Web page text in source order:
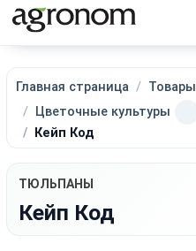
Главная страница Товары
Цветочные культуры
Кейп Код
ТЮЛЬПАНЫ
Кейп Код